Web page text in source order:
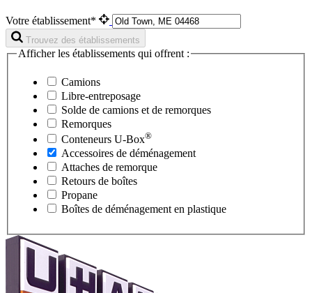
Votre établissement*
Trouvez des établissements
Afficher les établissements qui offrent :
Camions
Libre-entreposage
Solde de camions et de remorques
Remorques
Conteneurs U-Box®
Accessoires de déménagement
Attaches de remorque
Retours de boîtes
Propane
Boîtes de déménagement en plastique